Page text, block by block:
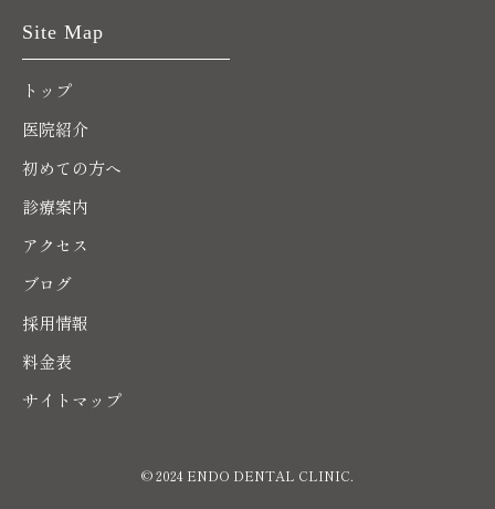
Site Map
トップ
医院紹介
初めての方へ
診療案内
アクセス
ブログ
採用情報
料金表
サイトマップ
© 2024 ENDO DENTAL CLINIC.